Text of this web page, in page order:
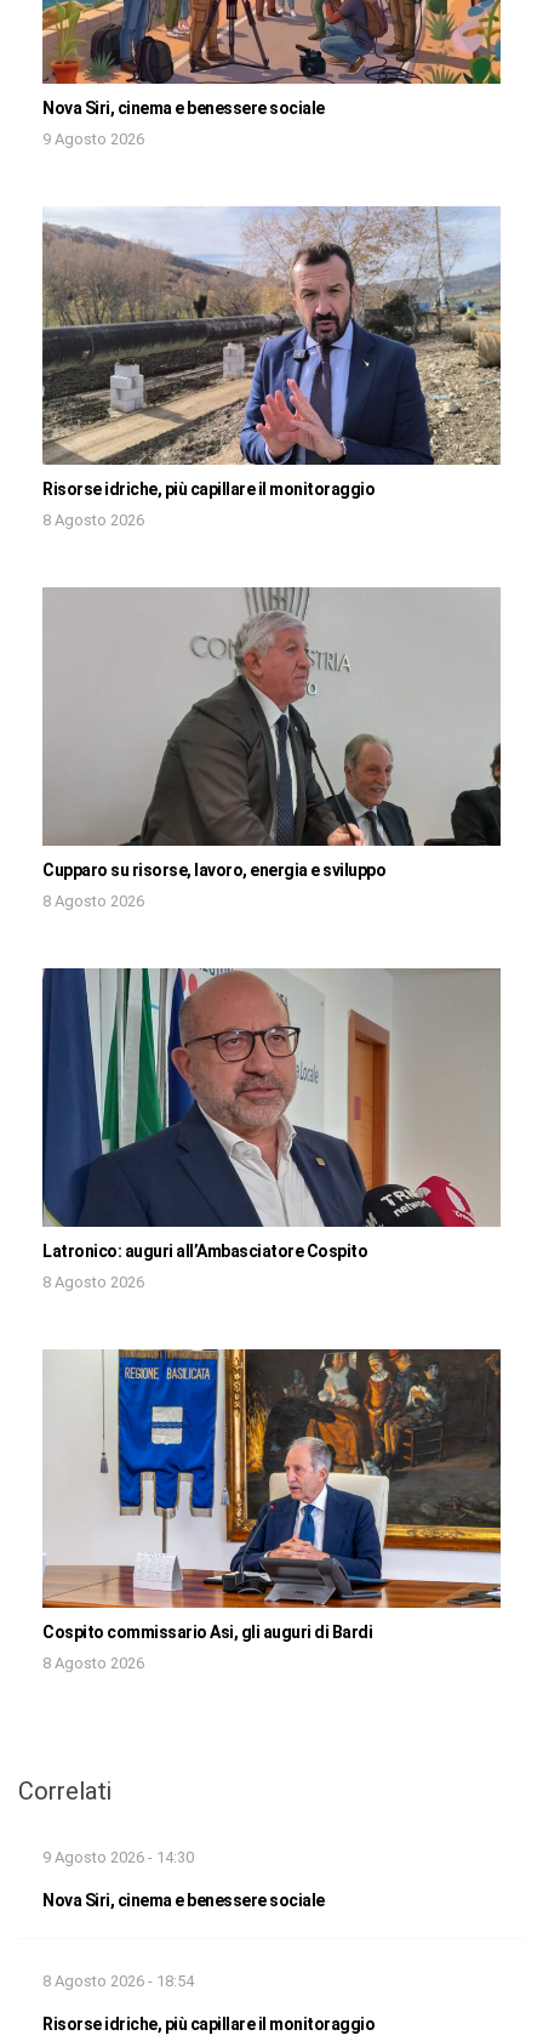
Nova Siri, cinema e benessere sociale
9 Agosto 2026
Risorse idriche, più capillare il monitoraggio
8 Agosto 2026
Cupparo su risorse, lavoro, energia e sviluppo
8 Agosto 2026
Latronico: auguri all’Ambasciatore Cospito
8 Agosto 2026
Cospito commissario Asi, gli auguri di Bardi
8 Agosto 2026
Correlati
9 Agosto 2026 - 14:30
Nova Siri, cinema e benessere sociale
8 Agosto 2026 - 18:54
Risorse idriche, più capillare il monitoraggio